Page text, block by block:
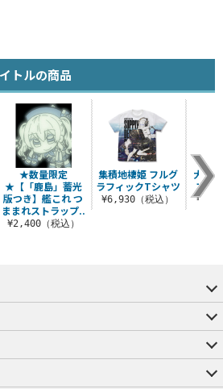
トルの商品
★数量限定
★【「鹿島」蓄光
版つき】艦これ つ
ままれストラップ..
¥2,400（税込）
集積地棲姫 フルグ
ラフィックTシャツ
¥6,930（税込）
大和
フィ